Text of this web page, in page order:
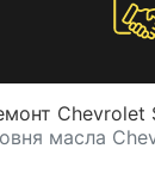
Chevrolet
масла